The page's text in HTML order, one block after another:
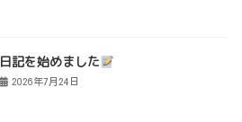
日記を始めました
2026年7月24日